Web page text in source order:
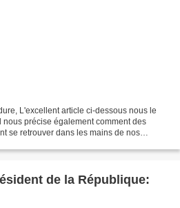
L'excellent article ci-dessous nous le
précise également comment des
se retrouver dans les mains de nos
de la République: